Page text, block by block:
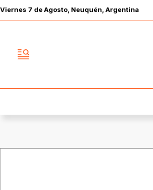
Viernes 7 deAgosto , Neuquén, Argentina